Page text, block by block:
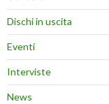
Dischi in uscita
Eventi
Interviste
News